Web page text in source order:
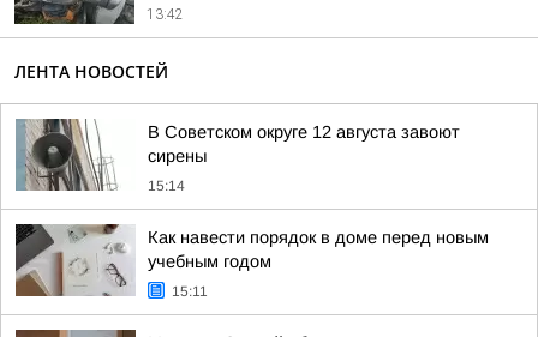
13:42
ЛЕНТА НОВОСТЕЙ
В Советском округе 12 августа завоют
сирены
15:14
Как навести порядок в доме перед новым
учебным годом
15:11